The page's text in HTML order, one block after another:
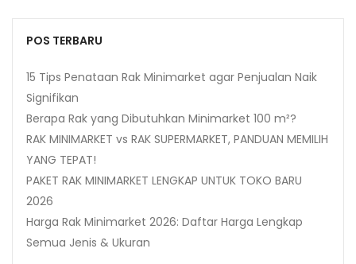
POS TERBARU
15 Tips Penataan Rak Minimarket agar Penjualan Naik
Signifikan
Berapa Rak yang Dibutuhkan Minimarket 100 m²?
RAK MINIMARKET vs RAK SUPERMARKET, PANDUAN MEMILIH
YANG TEPAT!
PAKET RAK MINIMARKET LENGKAP UNTUK TOKO BARU
2026
Harga Rak Minimarket 2026: Daftar Harga Lengkap
Semua Jenis & Ukuran